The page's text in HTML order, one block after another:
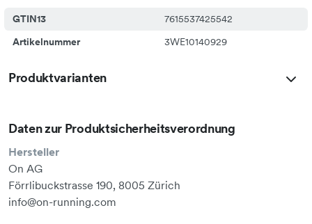
GTIN13
7615537425542
Artikelnummer
3WE10140929
Produktvarianten
Daten zur Produktsicherheitsverordnung
Hersteller
On AG
Förrlibuckstrasse 190, 8005 Zürich
info@on-running.com